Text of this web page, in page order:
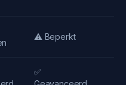
⚠️ Beperkt
✅